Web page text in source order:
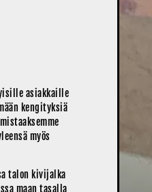
asiakkaille
kengityksiä
myös
talon kivijalka
maan tasalla